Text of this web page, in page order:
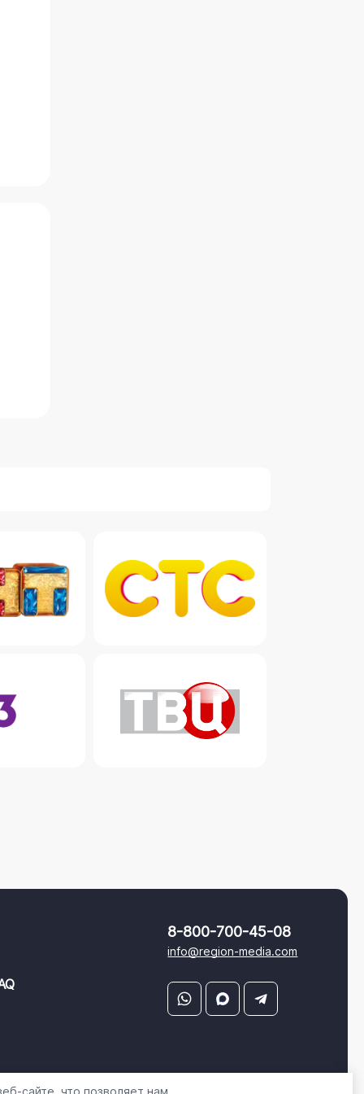
8-800-700-45-08
info@region-media.com
сайте, что позволяет нам